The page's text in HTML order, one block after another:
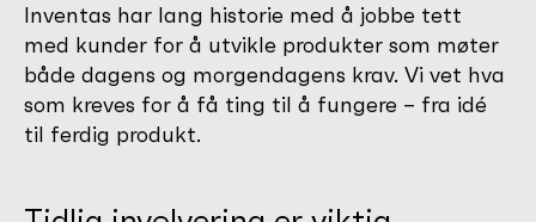
Inventas har lang historie med å jobbe tett
med kunder for å utvikle produkter som møter
både dagens og morgendagens krav. Vi vet hva
som kreves for å få ting til å fungere – fra idé
til ferdig produkt.